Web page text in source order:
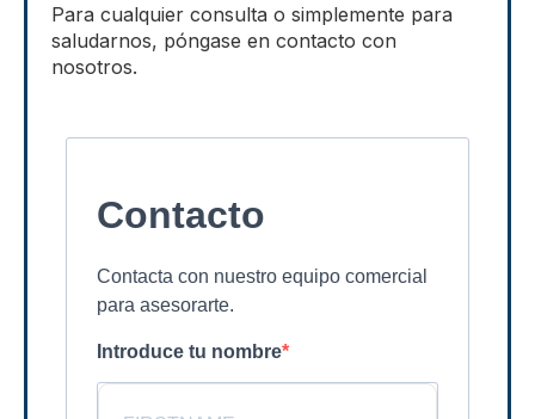
Para cualquier consulta o simplemente para
saludarnos, póngase en contacto con
nosotros.
Contacto
Contacta con nuestro equipo comercial
para asesorarte.
Introduce tu nombre